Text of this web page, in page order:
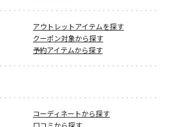
アウトレットアイテムを探す
クーポン対象から探す
予約アイテムから探す
コーディネートから探す
口コミから探す